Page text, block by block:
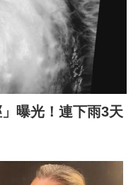
曝光！連下雨3天